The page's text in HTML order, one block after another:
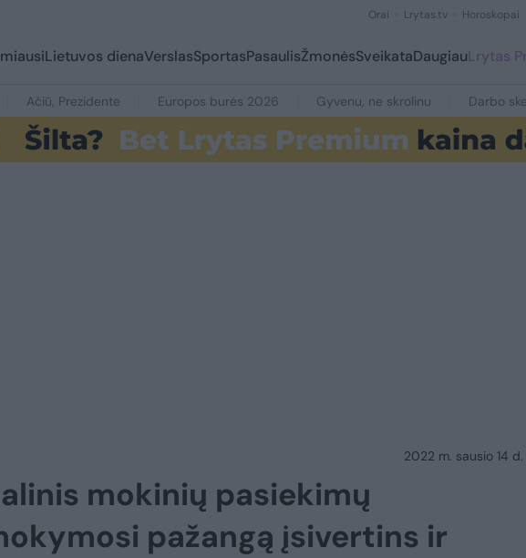
Orai Lrytas.tv Horoskopai
Lietuvos dienaVerslasSportasPasaulisŽmonėsSveikataDaugiauLrytas
Ačiū, Prezidente Europos burės 2026 Gyvenu, ne skrolinu Darbo
2022 m. sausio 14 d.
mokinių pasiekimų
pažangą įsivertins ir